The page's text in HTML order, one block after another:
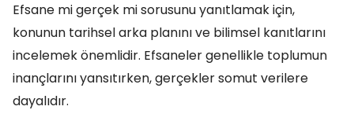
Efsane mi gerçek mi sorusunu yanıtlamak için,
konunun tarihsel arka planını ve bilimsel kanıtlarını
incelemek önemlidir. Efsaneler genellikle toplumun
inançlarını yansıtırken, gerçekler somut verilere
dayalıdır.